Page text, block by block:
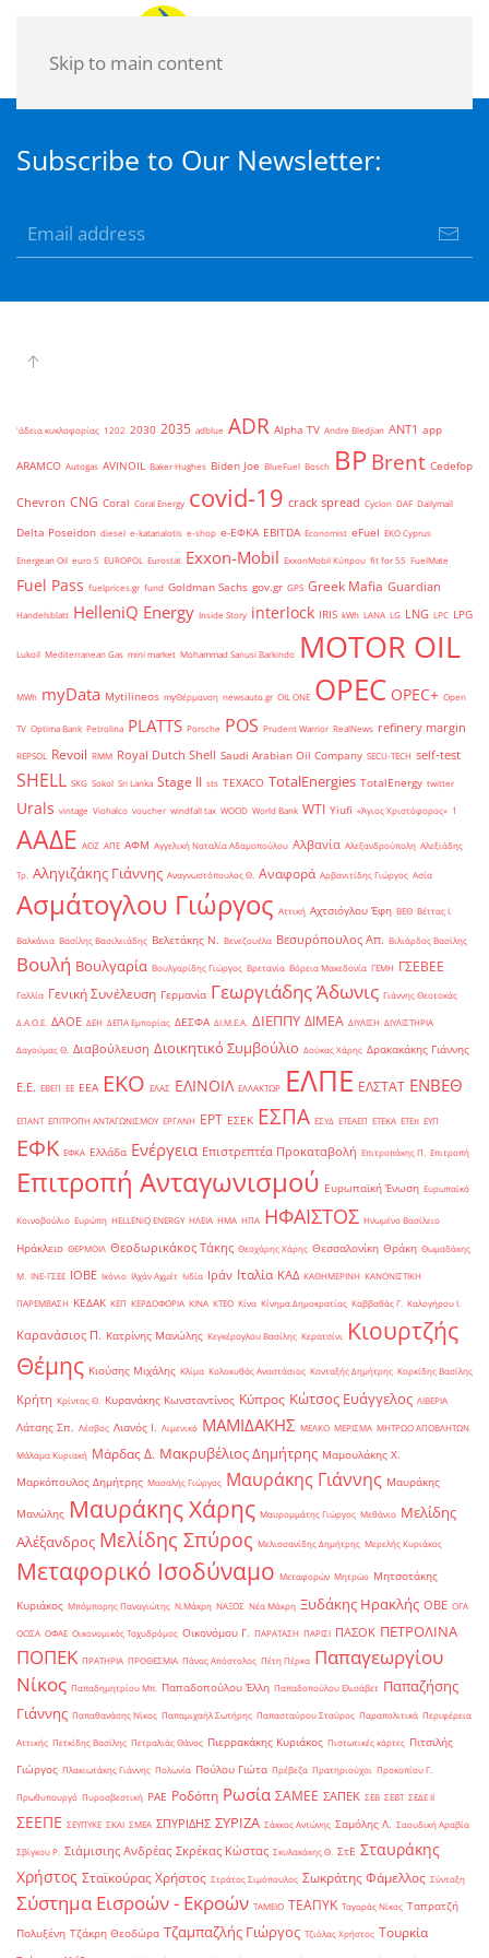
Skip to main content
Subscribe to Our Newsletter:
'άδεια κυκλοφορίας 1202 2030 2035 adblue ADR Alpha TV Andre Bledjian ANT1 app
ARAMCO Autogas AVINOIL Baker Hughes Biden Joe BlueFuel Bosch BPBrent Cedefop
Chevron CNG Coral Coral Energy covid-19 crack spread Cyclon DAF Dailymail
Delta Poseidon diesel e-katanalotis e-shop e-ΕΦΚΑ EBITDA Economist eFuel EKO Cyprus
Energean Oil euro 5 EUROPOL Eurostat Exxon-Mobil ExxonMobil Κύπρου fit for 55 FuelMate
Fuel Pass fuelprices.gr fund Goldman Sachs gov.gr GPS Greek Mafia Guardian
Handelsblatt HelleniQ Energy Inside Story interlock IRIS kWh LANA LG LNG LPC LPG
Lukoil Mediterranean Gas mini market Mohammad Sanusi Barkindo MOTOR OIL
MWh myData Mytilineos myΘέρμανση newsauto.gr OIL ONE OPEC OPEC+ Open
TV Optima Bank Petrolina PLATTS Porsche POS Prudent Warrior RealNews refinery margin
REPSOL Revoil RMM Royal Dutch Shell Saudi Arabian Oil Company SECU-TECH self-test
SHELL SKG Sokol Sri Lanka Stage II sts TEXACO TotalEnergies TotalEnergy twitter
Urals vintage Viohalco voucher windfall tax WOOD World Bank WTI Yiufi «Άγιος Χριστόφορος» ΄1
ΑΑΔΕ ΑΟΖ ΑΠΕ ΑΦΜ Αγγελική Ναταλία Αδαμοπούλου Αλβανία Αλεξανδρούπολη Αλεξιάδης
Τρ. Αληγιζάκης Γιάννης Αναγνωστόπουλος Θ. Αναφορά Αρβανιτίδης Γιώργος Ασία
Ασμάτογλου Γιώργος Αττική Αχτσιόγλου Έφη ΒΕΘ Βέττας Ι.
Βαλκάνια Βασίλης Βασιλειάδης Βελετάκης Ν. Βενεζουέλα Βεσυρόπουλος Απ. Βιλιάρδος Βασίλης
Βουλή Βουλγαρία Βουλγαρίδης Γιώργος Βρετανία Βόρεια Μακεδονία ΓΕΜΗ ΓΣΕΒΕΕ
Γαλλία Γενική Συνέλευση Γερμανία Γεωργιάδης Άδωνις Γιάννης Θεοτοκάς
Δ.Α.Ο.Ε. ΔΑΟΕ ΔΕΗ ΔΕΠΑ Εμπορίας ΔΕΣΦΑ ΔΙ.Μ.Ε.Α. ΔΙΕΠΠΥ ΔΙΜΕΑ ΔΙΥΛΙΣΗ ΔΙΥΛΙΣΤΗΡΙΑ
Δαγούμας Θ. Διαβούλευση Διοικητικό Συμβούλιο Δούκας Χάρης Δρακακάκης Γιάννης
Ε.Ε. ΕΒΕΠ ΕΕ ΕΕΑ ΕΚΟ ΕΛΑΣ ΕΛΙΝΟΙΛ ΕΛΛΑΚΤΩΡ ΕΛΠΕ ΕΛΣΤΑΤ ΕΝΒΕΘ
ΕΠΑΝΤ ΕΠΙΤΡΟΠΗ ΑΝΤΑΓΩΝΙΣΜΟΥ ΕΡΓΑΝΗ ΕΡΤ ΕΣΕΚ ΕΣΠΑ ΕΣΥΔ ΕΤΕΑΕΠ ΕΤΕΚΑ ΕΤΕπ ΕΥΠ
ΕΦΚ ΕΦΚΑ Ελλάδα Ενέργεια Επιστρεπτέα Προκαταβολή Επιτροπάκης Π. Επιτροπή
Επιτροπή Ανταγωνισμού Ευρωπαϊκή Ένωση Ευρωπαϊκό
Κοινοβούλιο Ευρώπη ΗELLENiQ ENERGY ΗΛΕΙΑ ΗΜΑ ΗΠΑ ΗΦΑΙΣΤΟΣ Ηνωμένο Βασίλειο
Ηράκλειο ΘΕΡΜΟΙΛ Θεοδωρικάκος Τάκης Θεοχάρης Χάρης Θεσσαλονίκη Θράκη Θωμαδάκης
Μ. ΙΝΕ-ΓΣΕΕ ΙΟΒΕ Ικόνιο Ιλχάν Αχμέτ Ινδία Ιράν Ιταλία ΚΑΔ ΚΑΘΗΜΕΡΙΝΗ ΚΑΝΟΝΙΣΤΙΚΗ
ΠΑΡΕΜΒΑΣΗ ΚΕΔΑΚ ΚΕΠ ΚΕΡΔΟΦΟΡΙΑ ΚΙΝΑ ΚΤΕΟ Κίνα Κίνημα Δημοκρατίας Καββαθάς Γ. Καλογήρου Ι.
Καρανάσιος Π. Κατρίνης Μανώλης Κεγκέρογλου Βασίλης Κερατσίνι
Κιουρτζής
Θέμης Κιούσης Μιχάλης Κλίμα Κολοκυθάς Αναστάσιος Κονταξής Δημήτρης Κορκίδης Βασίλης
Κρήτη Κρίντας Θ. Κυρανάκης Κωνσταντίνος Κύπρος Κώτσος Ευάγγελος ΛΙΒΕΡΙΑ
Λάτσης Σπ. Λέσβος Λιανός Ι. Λιμενικό ΜΑΜΙΔΑΚΗΣ ΜΕΛΚΟ ΜΕΡΙΣΜΑ ΜΗΤΡΩΟ ΑΠΟΒΛΗΤΩΝ
Μάλαμα Κυριακή Μάρδας Δ. Μακρυβέλιος Δημήτρης Μαμουλάκης Χ.
Μαρκόπουλος Δημήτρης Μασαλής Γιώργος Μαυράκης Γιάννης Μαυράκης
Μανώλης Μαυράκης Χάρης Μαυρομμάτης Γιώργος Μεθάνιο Μελίδης
Αλέξανδρος Μελίδης Σπύρος Μελισσανίδης Δημήτρης Μερελής Κυριάκος
Μεταφορικό Ισοδύναμο Μεταφορών Μητρώο Μητσοτάκης
Κυριάκος Μπόμπορης Παναγιώτης Ν.Μάκρη ΝΑΞΟΣ Νέα Μάκρη Ξυδάκης Ηρακλής ΟΒΕ ΟΓΑ
ΟΟΣΑ ΟΦΑΕ Οικονομικός Ταχυδρόμος Οικονόμου Γ. ΠΑΡΑΤΑΣΗ ΠΑΡΙΣΙ ΠΑΣΟΚ ΠΕΤΡΟΛΙΝΑ
ΠΟΠΕΚ ΠΡΑΤΗΡΙΑ ΠΡΟΘΕΣΜΙΑ Πάνας Απόστολος Πέτη Πέρκα Παπαγεωργίου
Νίκος Παπαδημητρίου Μπ. Παπαδοπούλου Έλλη Παπαδοπούλου Ελισάβετ Παπαζήσης
Γιάννης Παπαθανάσης Νίκος Παπαμιχαήλ Σωτήρης Παπασταύρου Σταύρος Παραπολιτικά Περιφέρεια
Αττικής Πετκίδης Βασίλης Πετραλιάς Θάνος Πιερρακάκης Κυριάκος Πιστωτικές κάρτες Πιτσιλής
Γιώργος Πλακιωτάκης Γιάννης Πολωνία Πούλου Γιώτα Πρέβεζα Πρατηριούχοι Προκοπίου Γ.
Πρωθυπουργό Πυροσβεστική ΡΑΕ Ροδόπη Ρωσία ΣΑΜΕΕ ΣΑΠΕΚ ΣΕΒ ΣΕΒΤ ΣΕΔΕ ΙΙ
ΣΕΕΠΕ ΣΕΥΠΥΚΕ ΣΚΑΙ ΣΜΕΑ ΣΠΥΡΙΔΗΣ ΣΥΡΙΖΑ Σάκκος Αντώνης Σαμόλης Λ. Σαουδική Αραβία
Σβίγκου Ρ. Σιάμισιης Ανδρέας Σκρέκας Κώστας Σκυλακάκης Θ. ΣτΕ Σταυράκης
Χρήστος Σταϊκούρας Χρήστος Στράτος Σιμόπουλος Σωκράτης Φάμελλος Σύνταξη
Σύστημα Εισροών - Εκροών ΤΑΜΕΙΟ ΤΕΑΠΥΚ Ταγαράς Νίκος Ταπρατζή
Πολυξένη Τζάκρη Θεοδώρα Τζαμπαζλής Γιώργος Τζιόλας Χρήστος Τουρκία